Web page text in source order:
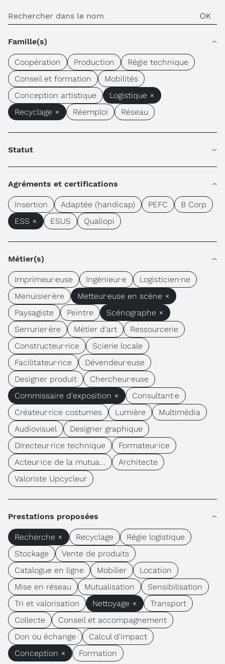
Famille(s)
Coopération Production
Régie technique
Conseil et formation
Mobilités
Conception artistique
Logistique ×
Recyclage ×
Réemploi Réseau
Statut
Agréments et certifications
Insertion Adaptée (handicap) PEFC
B Corp
ESS ×
ESUS Qualiopi
Métier(s)
Imprimeur·euse Ingénieur·e
Logisticien·ne
Menuisier·ère
Metteur·euse en scène ×
Paysagiste
Peintre
Scénographe ×
Serrurier·ère
Métier d'art
Ressourcerie
Constructeur·rice
Scierie locale
Facilitateur·rice
Dévendeur·euse
Designer produit
Chercheur·euse
Commissaire d'exposition ×
Consultant·e
Créateur·rice costumes
Lumière
Multimédia
Audiovisuel
Designer graphique
Directeur·rice technique
Formateur·ice
Acteur·ice de la mutua...
Architecte
Valoriste Upcycleur
Prestations proposées
Recherche × Recyclage
Régie logistique
Stockage
Vente de produits
Catalogue en ligne
Mobilier
Location
Mise en réseau
Mutualisation
Sensibilisation
Tri et valorisation
Nettoyage ×
Transport
Collecte
Conseil et accompagnement
Don ou échange
Calcul d'impact
Conception ×
Formation